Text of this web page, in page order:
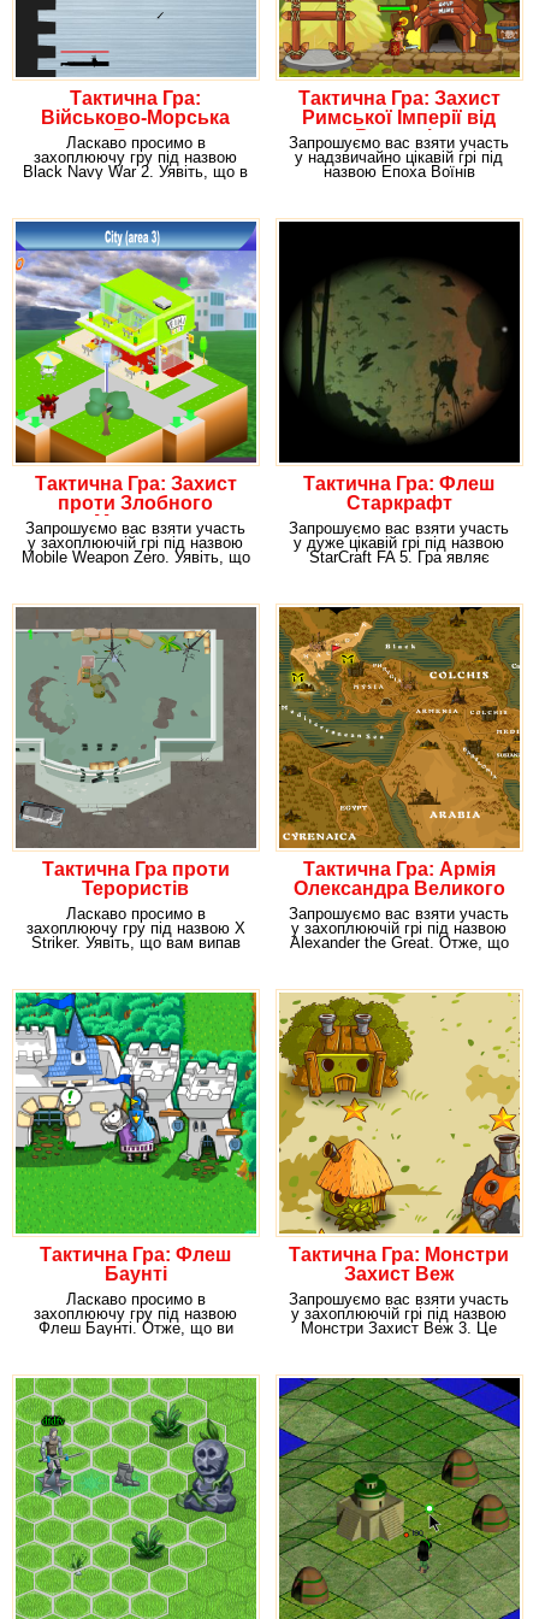
Тактична Гра:
Військово-Морська
База
Ласкаво просимо в
захоплюючу гру під назвою
Black Navy War 2. Уявіть, що в
Тактична Гра: Захист
Римської Імперії від
Варварів
Запрошуємо вас взяти участь
у надзвичайно цікавій грі під
назвою Епоха Воїнів
Тактична Гра: Захист
проти Злобного
Монстра
Запрошуємо вас взяти участь
у захоплюючій грі під назвою
Mobile Weapon Zero. Уявіть, що
Тактична Гра: Флеш
Старкрафт
Запрошуємо вас взяти участь
у дуже цікавій грі під назвою
StarCraft FA 5. Гра являє
Тактична Гра проти
Терористів
Ласкаво просимо в
захоплюючу гру під назвою X
Striker. Уявіть, що вам випав
Тактична Гра: Армія
Олександра Великого
Запрошуємо вас взяти участь
у захоплюючій грі під назвою
Alexander the Great. Отже, що
Тактична Гра: Флеш
Баунті
Ласкаво просимо в
захоплюючу гру під назвою
Флеш Баунті. Отже, що ви
Тактична Гра: Монстри
Захист Веж
Запрошуємо вас взяти участь
у захоплюючій грі під назвою
Монстри Захист Веж 3. Це